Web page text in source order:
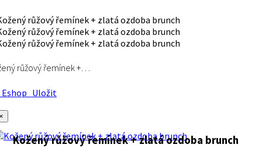
růžový řemínek +…
Uložit
Kožený růžový řemínek + zlatá ozdoba brunch